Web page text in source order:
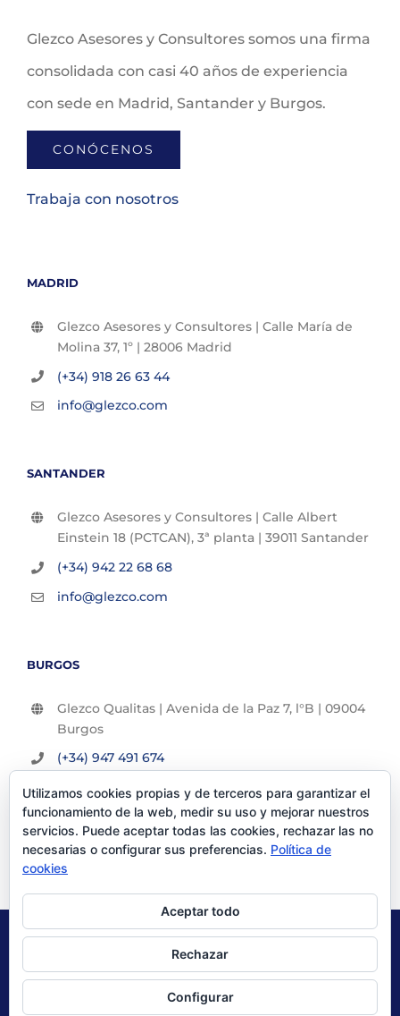
Glezco Asesores y Consultores somos una firma
consolidada con casi 40 años de experiencia
con sede en Madrid, Santander y Burgos.
CONÓCENOS
Trabaja con nosotros
MADRID
Glezco Asesores y Consultores | Calle María de
Molina 37, 1º | 28006 Madrid
(+34) 918 26 63 44
info@glezco.com
SANTANDER
Glezco Asesores y Consultores | Calle Albert
Einstein 18 (PCTCAN), 3ª planta | 39011 Santander
(+34) 942 22 68 68
info@glezco.com
BURGOS
Glezco Qualitas | Avenida de la Paz 7, l°B | 09004
Burgos
(+34) 947 491 674
info@glezco.com
© Glezco Asesores y Consultores 2019 | Todos los derechos
Politica de Privacidad
X LinkedInYouTube
Utilizamos cookies propias y de terceros para garantizar el
funcionamiento de la web, medir su uso y mejorar nuestros
servicios. Puede aceptar todas las cookies, rechazar las no
necesarias o configurar sus preferencias. Política de
cookies
Aceptar todo
Rechazar
Configurar